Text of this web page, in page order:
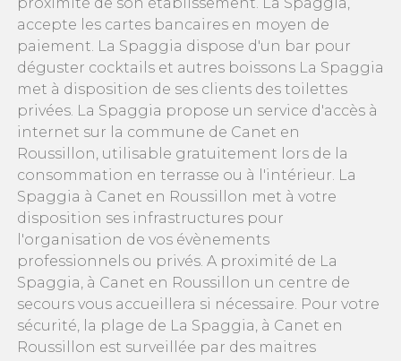
accepte les cartes bancaires en moyen de
paiement. La Spaggia dispose d'un bar pour
déguster cocktails et autres boissons La Spaggia
met à disposition de ses clients des toilettes
privées. La Spaggia propose un service d'accès à
internet sur la commune de Canet en
Roussillon, utilisable gratuitement lors de la
consommation en terrasse ou à l'intérieur. La
Spaggia à Canet en Roussillon met à votre
disposition ses infrastructures pour
l'organisation de vos évènements
professionnels ou privés. A proximité de La
Spaggia, à Canet en Roussillon un centre de
secours vous accueillera si nécessaire. Pour votre
sécurité, la plage de La Spaggia, à Canet en
Roussillon est surveillée par des maitres